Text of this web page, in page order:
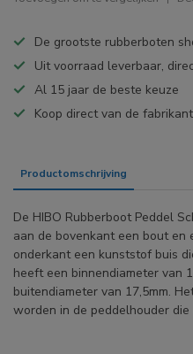
De grootste rubberboten
Uit voorraad leverbaar,
Al 15 jaar de beste keuze
Koop direct van de fabrikant
Productomschrijving
De HIBO Rubberboot Peddel
aan de bovenkant een bout en
onderkant een kunststof buis
heeft een binnendiameter van
buitendiameter van 17,5mm.
worden in de peddelhouder